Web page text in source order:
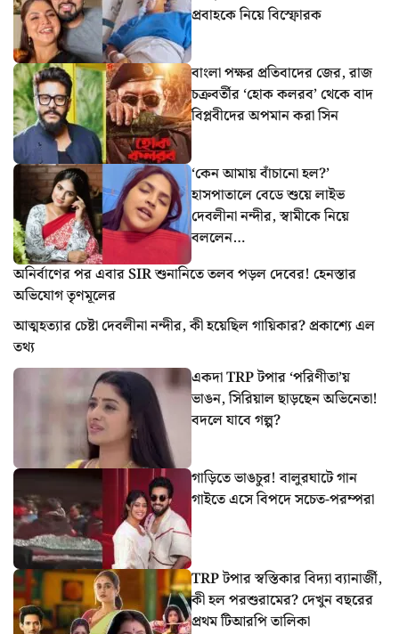
প্রবাহকে নিয়ে বিস্ফোরক
বাংলা পক্ষর প্রতিবাদের জের, রাজ
চক্রবর্তীর ‘হোক কলরব’ থেকে বাদ
বিপ্লবীদের অপমান করা সিন
‘কেন আমায় বাঁচানো হল?’
হাসপাতালে বেডে শুয়ে লাইভ
দেবলীনা নন্দীর, স্বামীকে নিয়ে
বললেন…
অনির্বাণের পর এবার SIR শুনানিতে তলব পড়ল দেবের! হেনস্তার
অভিযোগ তৃণমূলের
আত্মহত্যার চেষ্টা দেবলীনা নন্দীর, কী হয়েছিল গায়িকার? প্রকাশ্যে এল
তথ্য
একদা TRP টপার ‘পরিণীতা’য়
ভাঙন, সিরিয়াল ছাড়ছেন অভিনেতা!
বদলে যাবে গল্প?
গাড়িতে ভাঙচুর! বালুরঘাটে গান
গাইতে এসে বিপদে সচেত-পরম্পরা
TRP টপার স্বস্তিকার বিদ্যা ব্যানার্জী,
কী হল পরশুরামের? দেখুন বছরের
প্রথম টিআরপি তালিকা